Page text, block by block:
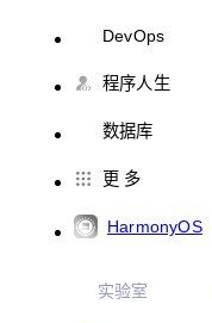
DevOps
程序人生
数据库
更 多
HarmonyOS
实验室